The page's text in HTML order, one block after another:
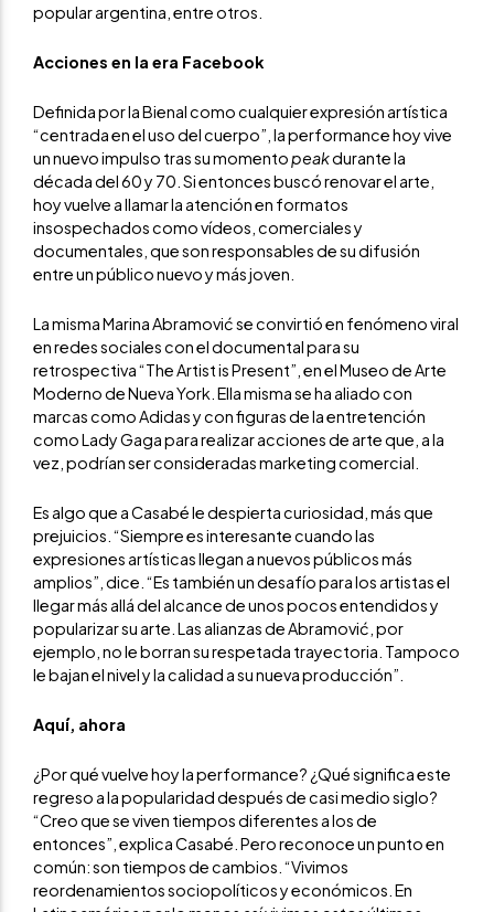
popular argentina, entre otros.
Acciones en la era Facebook
Definida por la Bienal como cualquier expresión artística
“centrada en el uso del cuerpo”, la performance hoy vive
un nuevo impulso tras su momentopeakdurante la
década del 60 y 70. Si entonces buscó renovar el arte,
hoy vuelve a llamar la atención en formatos
insospechados como vídeos, comerciales y
documentales, que son responsables de su difusión
entre un público nuevo y más joven.
La misma Marina Abramović se convirtió en fenómeno viral
en redes sociales con el documental para su
retrospectiva “The Artist is Present”, en el Museo de Arte
Moderno de Nueva York. Ella misma se ha aliado con
marcas como Adidas y con figuras de la entretención
como Lady Gaga para realizar acciones de arte que, a la
vez, podrían ser consideradas marketing comercial.
Es algo que a Casabé le despierta curiosidad, más que
prejuicios. “Siempre es interesante cuando las
expresiones artísticas llegan a nuevos públicos más
amplios”, dice. “Es también un desafío para los artistas el
llegar más allá del alcance de unos pocos entendidos y
popularizar su arte. Las alianzas de Abramović, por
ejemplo, no le borran su respetada trayectoria. Tampoco
le bajan el nivel y la calidad a su nueva producción”.
Aquí, ahora
¿Por qué vuelve hoy la performance? ¿Qué significa este
regreso a la popularidad después de casi medio siglo?
“Creo que se viven tiempos diferentes a los de
entonces”, explica Casabé. Pero reconoce un punto en
común: son tiempos de cambios. “Vivimos
reordenamientos sociopolíticos y económicos. En